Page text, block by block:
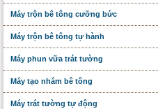
Máy trộn bê tông cưỡng bức
Máy trộn bê tông tự hành
Máy phun vữa trát tường
Máy tạo nhám bê tông
Máy trát tường tự động